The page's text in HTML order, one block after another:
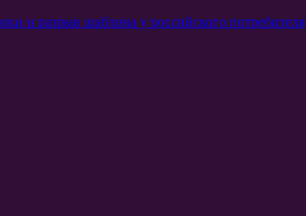
и разрыв шаблона у российского потребителя